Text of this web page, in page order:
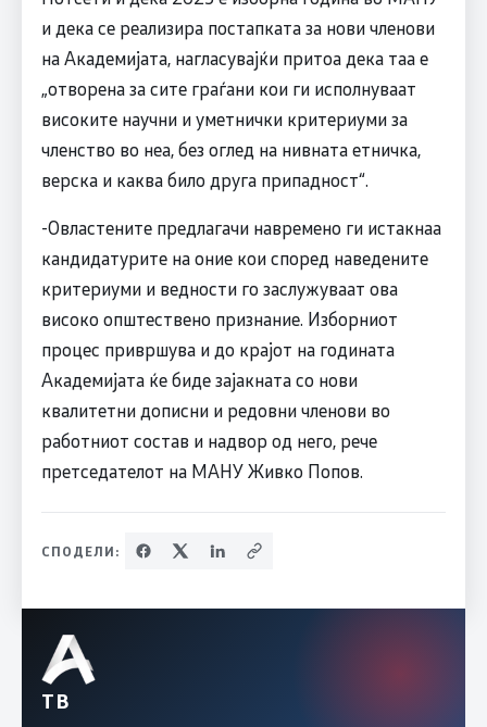
и дека се реализира постапката за нови членови
на Академијата, нагласувајќи притоа дека таа е
„отворена за сите граѓани кои ги исполнуваат
високите научни и уметнички критериуми за
членство во неа, без оглед на нивната етничка,
верска и каква било друга припадност“.
-Овластените предлагачи навремено ги истакнаа
кандидатурите на оние кои според наведените
критериуми и ведности го заслужуваат ова
високо општествено признание. Изборниот
процес привршува и до крајот на годината
Академијата ќе биде зајакната со нови
квалитетни дописни и редовни членови во
работниот состав и надвор од него, рече
претседателот на МАНУ Живко Попов.
СПОДЕЛИ:
ТВ